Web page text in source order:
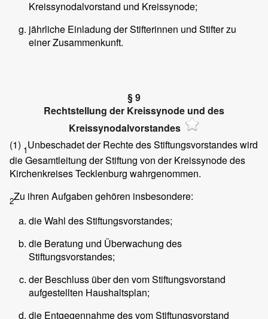
Kreissynodalvorstand und Kreissynode;
jährliche Einladung der Stifterinnen und Stifter zu
einer Zusammenkunft.
§ 9
Rechtstellung der Kreissynode und des
Kreissynodalvorstandes
(1) 1Unbeschadet der Rechte des Stiftungsvorstandes wird
die Gesamtleitung der Stiftung von der Kreissynode des
Kirchenkreises Tecklenburg wahrgenommen.
2Zu ihren Aufgaben gehören insbesondere:
die Wahl des Stiftungsvorstandes;
die Beratung und Überwachung des
Stiftungsvorstandes;
der Beschluss über den vom Stiftungsvorstand
aufgestellten Haushaltsplan;
die Entgegennahme des vom Stiftungsvorstand